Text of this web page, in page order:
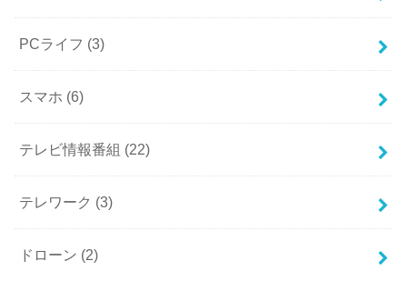
PCライフ (3)
スマホ (6)
テレビ情報番組 (22)
テレワーク (3)
ドローン (2)